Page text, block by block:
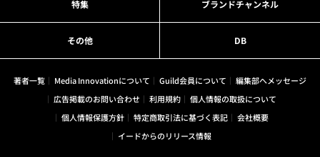
特集 ブランドチャンネル
その他 DB
著者一覧 Media Innovationについて Guild会員について
編集部へメッセージ
広告掲載のお問い合わせ
利用規約
個人情報の取扱について
個人情報保護方針
特定商取引法に基づく表記
会社概要
イードからのリリース情報